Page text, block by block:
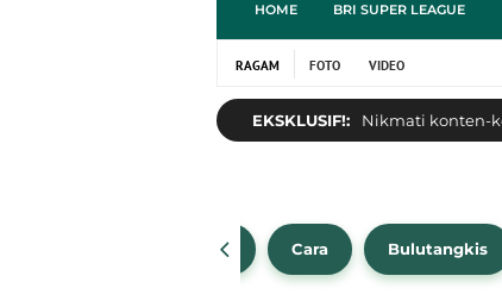
HOME BRI SUPER LEAGUE
RAGAM FOTO VIDEO
EKSKLUSIF!: Nikmati konten-
Bola Beli Cara Bulutangkis